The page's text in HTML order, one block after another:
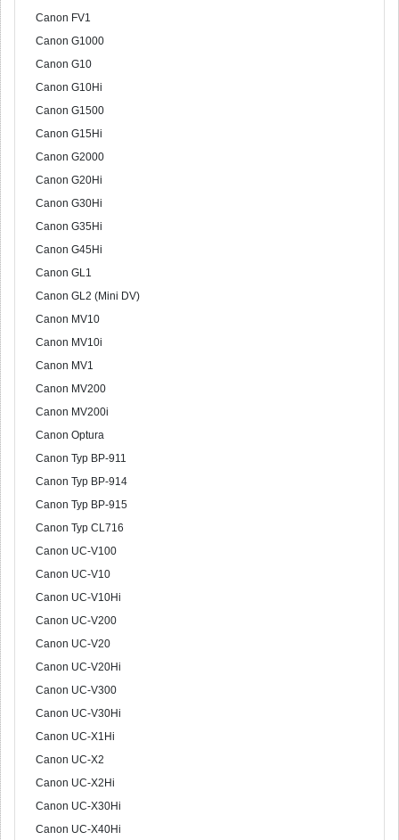
Canon FV1
Canon G1000
Canon G10
Canon G10Hi
Canon G1500
Canon G15Hi
Canon G2000
Canon G20Hi
Canon G30Hi
Canon G35Hi
Canon G45Hi
Canon GL1
Canon GL2 (Mini DV)
Canon MV10
Canon MV10i
Canon MV1
Canon MV200
Canon MV200i
Canon Optura
Canon Typ BP-911
Canon Typ BP-914
Canon Typ BP-915
Canon Typ CL716
Canon UC-V100
Canon UC-V10
Canon UC-V10Hi
Canon UC-V200
Canon UC-V20
Canon UC-V20Hi
Canon UC-V300
Canon UC-V30Hi
Canon UC-X1Hi
Canon UC-X2
Canon UC-X2Hi
Canon UC-X30Hi
Canon UC-X40Hi